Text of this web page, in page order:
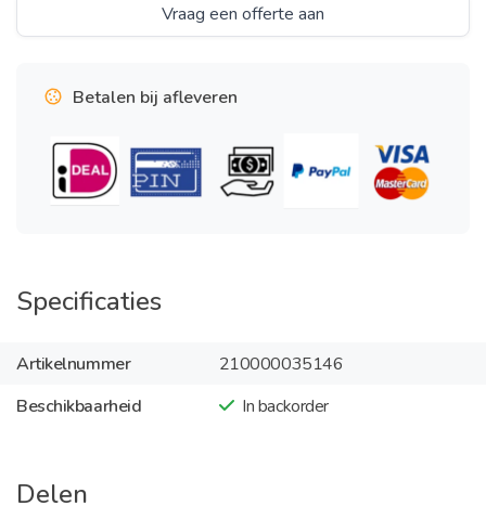
Vraag een offerte aan
Betalen bij afleveren
Specificaties
Artikelnummer
210000035146
Beschikbaarheid
In backorder
Delen